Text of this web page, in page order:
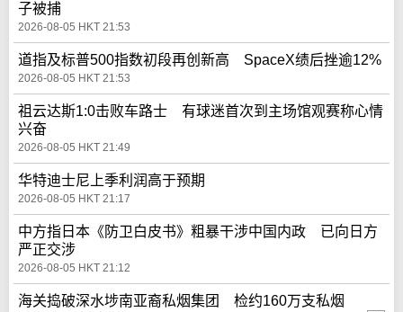
子被捕
2026-08-05 HKT 21:53
道指及标普500指数初段再创新高 SpaceX绩后挫逾12%
2026-08-05 HKT 21:53
祖云达斯1:0击败车路士 有球迷首次到主场馆观赛称心情
兴奋
2026-08-05 HKT 21:49
华特迪士尼上季利润高于预期
2026-08-05 HKT 21:17
中方指日本《防卫白皮书》粗暴干涉中国内政 已向日方
严正交涉
2026-08-05 HKT 21:12
海关捣破深水埗南亚裔私烟集团 检约160万支私烟